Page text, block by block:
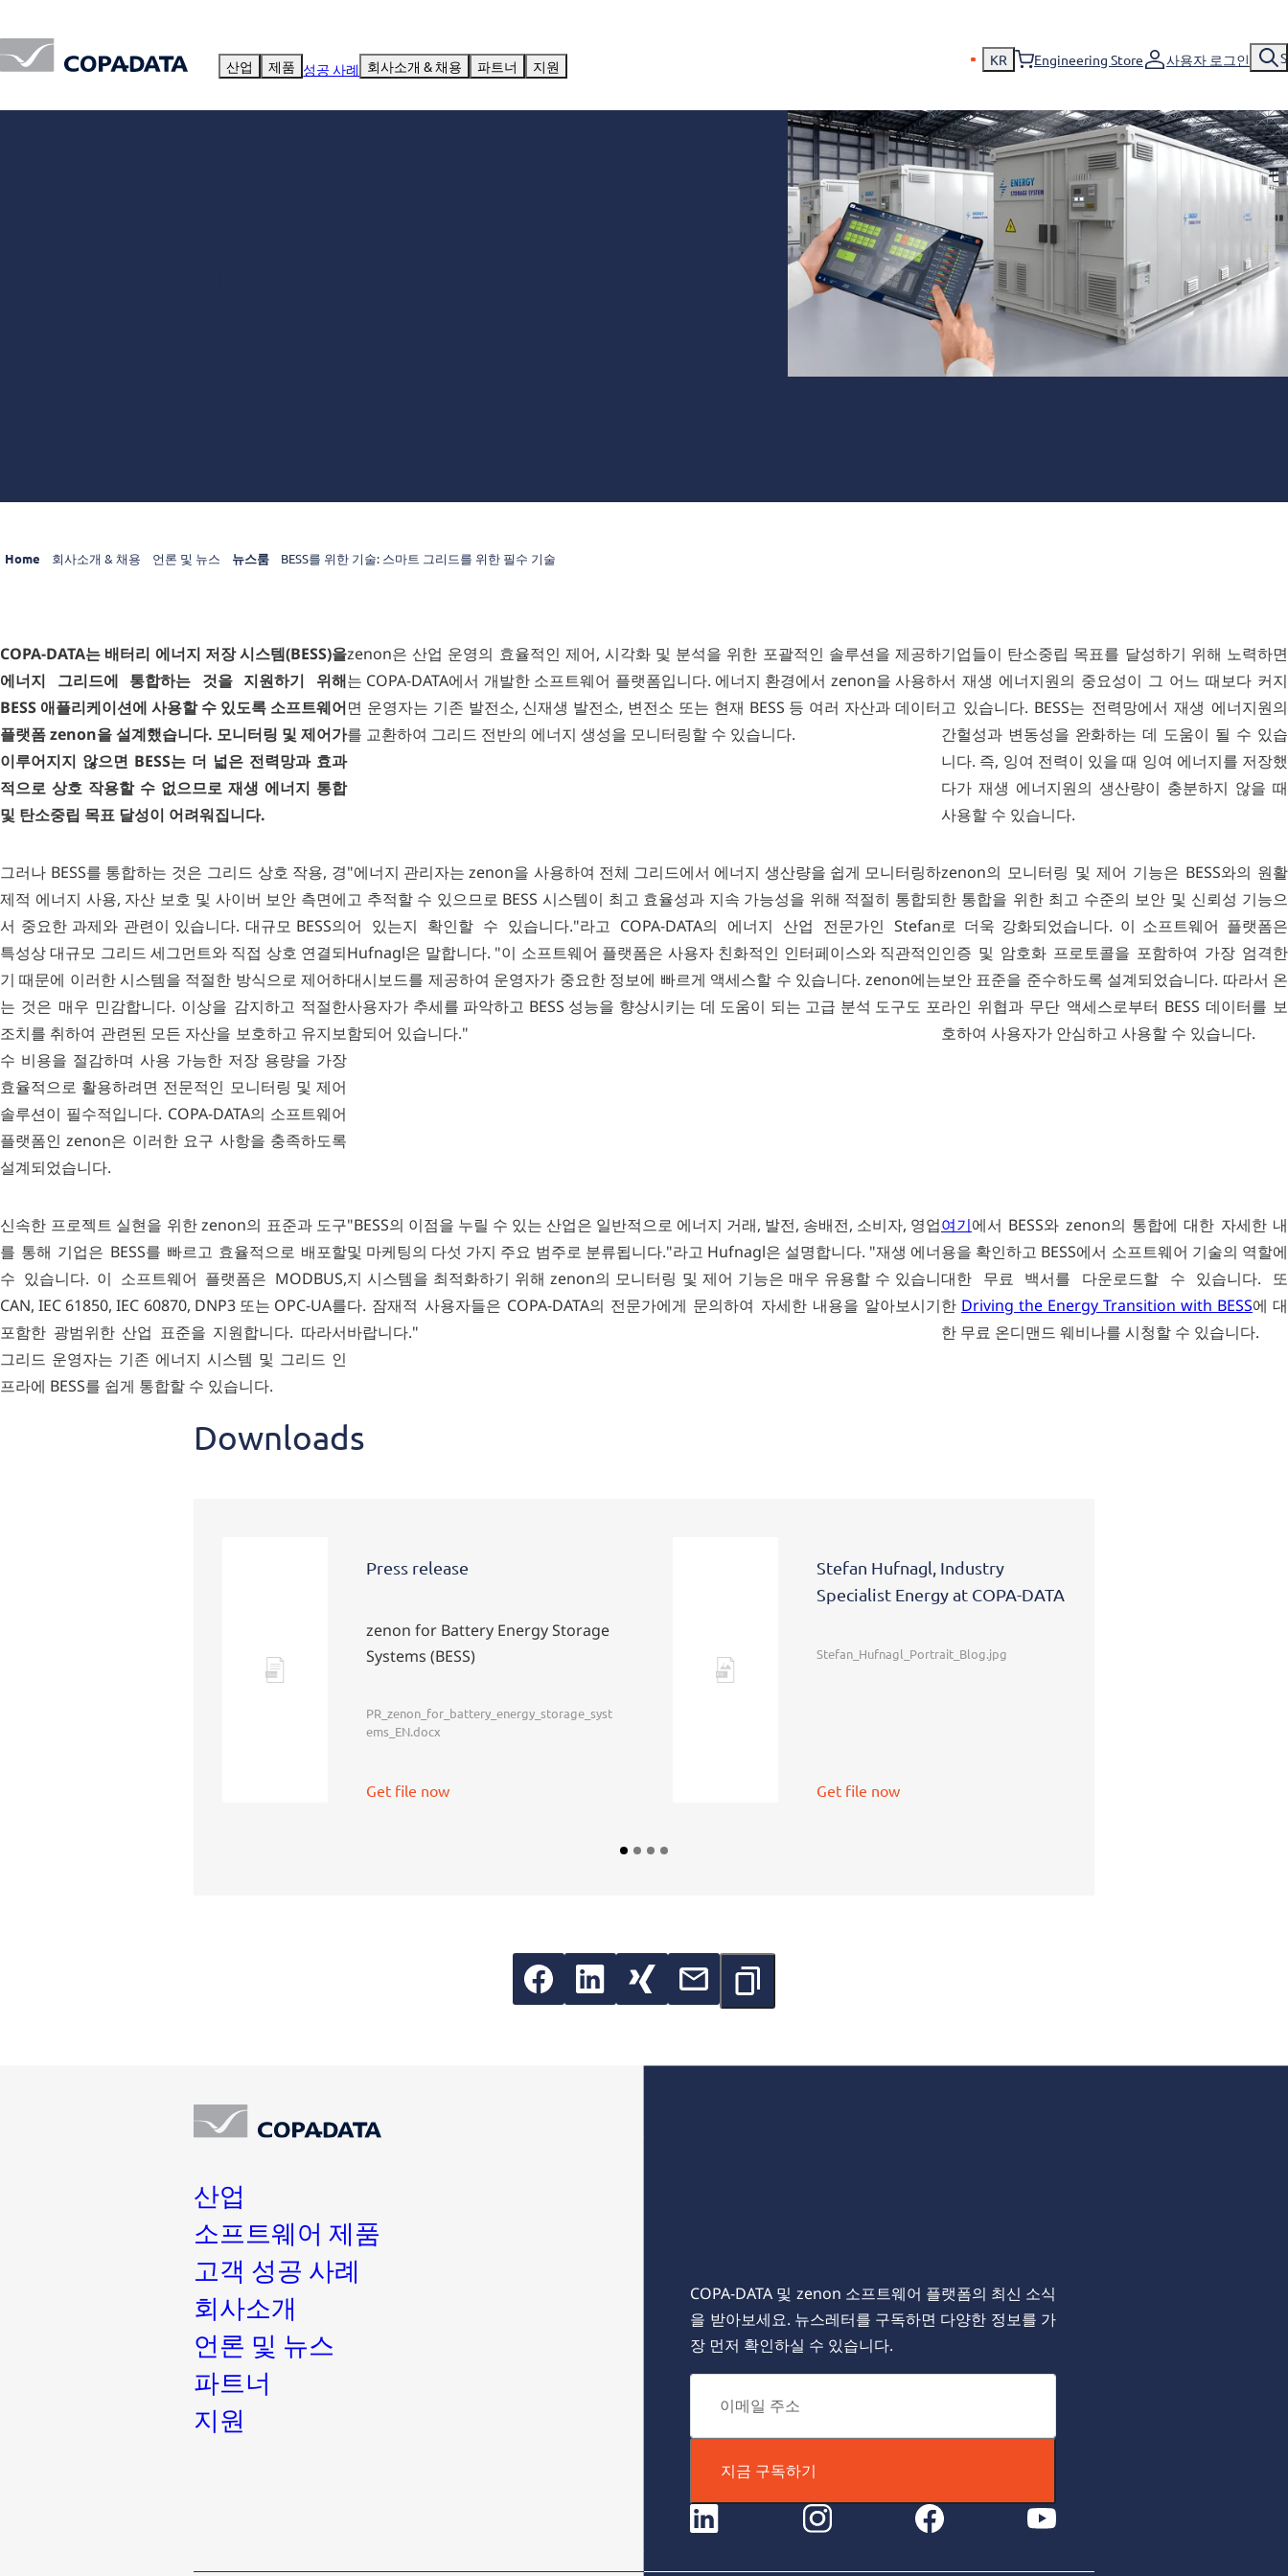
산업 제품 성공 사례 회사소개 & 채용 파트너 지원 KR Engineering Store 사용자 로그인
Home 회사소개 & 채용 언론 및 뉴스 뉴스룸 BESS를 위한 기술: 스마트 그리드를 위한 필수 기술
COPA-DATA는 배터리 에너지 저장 시스템(BESS)을
에너지 그리드에 통합하는 것을 지원하기 위해
BESS 애플리케이션에 사용할 수 있도록 소프트웨어
플랫폼 zenon을 설계했습니다. 모니터링 및 제어가
이루어지지 않으면 BESS는 더 넓은 전력망과 효과
적으로 상호 작용할 수 없으므로 재생 에너지 통합
및 탄소중립 목표 달성이 어려워집니다.
zenon은 산업 운영의 효율적인 제어, 시각화 및 분석을 위한 포괄적인 솔루션을 제공하
는 COPA-DATA에서 개발한 소프트웨어 플랫폼입니다. 에너지 환경에서 zenon을 사용하
면 운영자는 기존 발전소, 신재생 발전소, 변전소 또는 현재 BESS 등 여러 자산과 데이터
를 교환하여 그리드 전반의 에너지 생성을 모니터링할 수 있습니다.
기업들이 탄소중립 목표를 달성하기 위해 노력하면
서 재생 에너지원의 중요성이 그 어느 때보다 커지
고 있습니다. BESS는 전력망에서 재생 에너지원의
간헐성과 변동성을 완화하는 데 도움이 될 수 있습
니다. 즉, 잉여 전력이 있을 때 잉여 에너지를 저장했
다가 재생 에너지원의 생산량이 충분하지 않을 때
사용할 수 있습니다.
그러나 BESS를 통합하는 것은 그리드 상호 작용, 경
제적 에너지 사용, 자산 보호 및 사이버 보안 측면에
서 중요한 과제와 관련이 있습니다. 대규모 BESS의
특성상 대규모 그리드 세그먼트와 직접 상호 연결되
기 때문에 이러한 시스템을 적절한 방식으로 제어하
는 것은 매우 민감합니다. 이상을 감지하고 적절한
조치를 취하여 관련된 모든 자산을 보호하고 유지보
수 비용을 절감하며 사용 가능한 저장 용량을 가장
효율적으로 활용하려면 전문적인 모니터링 및 제어
솔루션이 필수적입니다. COPA-DATA의 소프트웨어
플랫폼인 zenon은 이러한 요구 사항을 충족하도록
설계되었습니다.
"에너지 관리자는 zenon을 사용하여 전체 그리드에서 에너지 생산량을 쉽게 모니터링하
고 추적할 수 있으므로 BESS 시스템이 최고 효율성과 지속 가능성을 위해 적절히 통합되
어 있는지 확인할 수 있습니다."라고 COPA-DATA의 에너지 산업 전문가인 Stefan
Hufnagl은 말합니다. "이 소프트웨어 플랫폼은 사용자 친화적인 인터페이스와 직관적인
대시보드를 제공하여 운영자가 중요한 정보에 빠르게 액세스할 수 있습니다. zenon에는
사용자가 추세를 파악하고 BESS 성능을 향상시키는 데 도움이 되는 고급 분석 도구도 포
함되어 있습니다."
zenon의 모니터링 및 제어 기능은 BESS와의 원활
한 통합을 위한 최고 수준의 보안 및 신뢰성 기능으
로 더욱 강화되었습니다. 이 소프트웨어 플랫폼은
인증 및 암호화 프로토콜을 포함하여 가장 엄격한
보안 표준을 준수하도록 설계되었습니다. 따라서 온
라인 위협과 무단 액세스로부터 BESS 데이터를 보
호하여 사용자가 안심하고 사용할 수 있습니다.
신속한 프로젝트 실현을 위한 zenon의 표준과 도구
를 통해 기업은 BESS를 빠르고 효율적으로 배포할
수 있습니다. 이 소프트웨어 플랫폼은 MODBUS,
CAN, IEC 61850, IEC 60870, DNP3 또는 OPC-UA를
포함한 광범위한 산업 표준을 지원합니다. 따라서
그리드 운영자는 기존 에너지 시스템 및 그리드 인
프라에 BESS를 쉽게 통합할 수 있습니다.
"BESS의 이점을 누릴 수 있는 산업은 일반적으로 에너지 거래, 발전, 송배전, 소비자, 영업
및 마케팅의 다섯 가지 주요 범주로 분류됩니다."라고 Hufnagl은 설명합니다. "재생 에너
지 시스템을 최적화하기 위해 zenon의 모니터링 및 제어 기능은 매우 유용할 수 있습니
다. 잠재적 사용자들은 COPA-DATA의 전문가에게 문의하여 자세한 내용을 알아보시기
바랍니다."
여기에서 BESS와 zenon의 통합에 대한 자세한 내
용을 확인하고 BESS에서 소프트웨어 기술의 역할에
대한 무료 백서를 다운로드할 수 있습니다. 또
한 Driving the Energy Transition with BESS에 대
한 무료 온디맨드 웨비나를 시청할 수 있습니다.
Downloads
Docx
Press release
zenon for Battery Energy Storage
Systems (BESS)
PR_zenon_for_battery_energy_storage_syst
ems_EN.docx
Get file now
Stefan Hufnagl, Industry
Specialist Energy at COPA-DATA
Stefan_Hufnagl_Portrait_Blog.jpg
Get file now
산업
소프트웨어 제품
고객 성공 사례
회사소개
언론 및 뉴스
파트너
지원
COPA-DATA 및 zenon 소프트웨어 플랫폼의 최신 소식
을 받아보세요. 뉴스레터를 구독하면 다양한 정보를 가
장 먼저 확인하실 수 있습니다.
지금 구독하기
instagram facebook youtube